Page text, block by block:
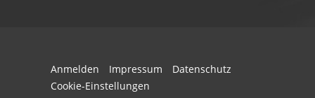
Anmelden Impressum
Datenschutz
Cookie-Einstellungen